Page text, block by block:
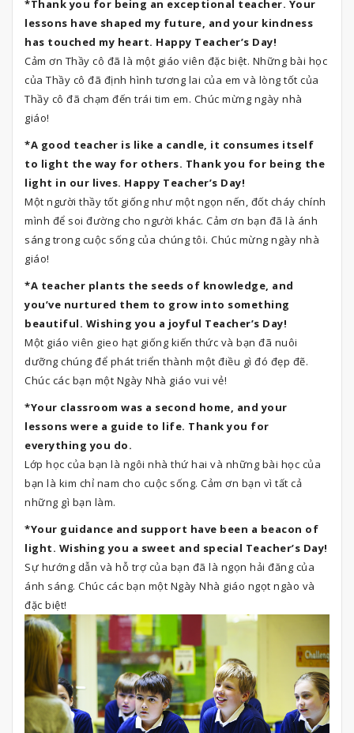
*Thank you for being an exceptional teacher. Your
lessons have shaped my future, and your kindness
has touched my heart. Happy Teacher’s Day!
Cảm ơn Thầy cô đã là một giáo viên đặc biệt. Những bài học
của Thầy cô đã định hình tương lai của em và lòng tốt của
Thầy cô đã chạm đến trái tim em. Chúc mừng ngày nhà
giáo!
*A good teacher is like a candle, it consumes itself
to light the way for others. Thank you for being the
light in our lives. Happy Teacher’s Day!
Một người thầy tốt giống như một ngọn nến, đốt cháy chính
mình để soi đường cho người khác. Cảm ơn bạn đã là ánh
sáng trong cuộc sống của chúng tôi. Chúc mừng ngày nhà
giáo!
*A teacher plants the seeds of knowledge, and
you’ve nurtured them to grow into something
beautiful. Wishing you a joyful Teacher’s Day!
Một giáo viên gieo hạt giống kiến ​​thức và bạn đã nuôi
dưỡng chúng để phát triển thành một điều gì đó đẹp đẽ.
Chúc các bạn một Ngày Nhà giáo vui vẻ!
*Your classroom was a second home, and your
lessons were a guide to life. Thank you for
everything you do.
Lớp học của bạn là ngôi nhà thứ hai và những bài học của
bạn là kim chỉ nam cho cuộc sống. Cảm ơn bạn vì tất cả
những gì bạn làm.
*Your guidance and support have been a beacon of
light. Wishing you a sweet and special Teacher’s Day!
Sự hướng dẫn và hỗ trợ của bạn đã là ngọn hải đăng của
ánh sáng. Chúc các bạn một Ngày Nhà giáo ngọt ngào và
đặc biệt!